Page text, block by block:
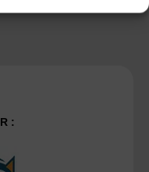
: